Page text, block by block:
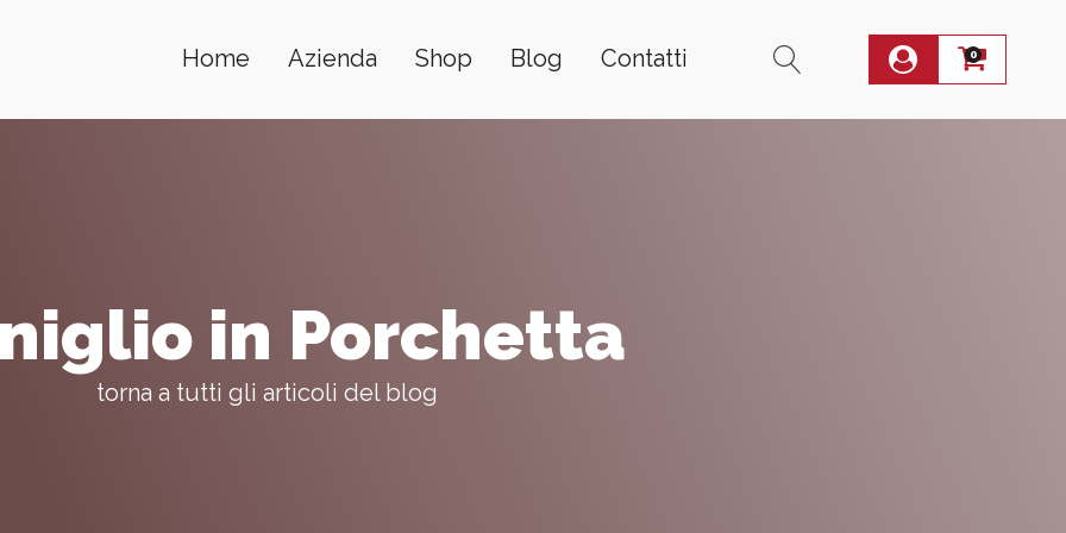
Home Azienda Shop Blog Contatti 0
in Porchetta
torna a tutti gli articoli del blog